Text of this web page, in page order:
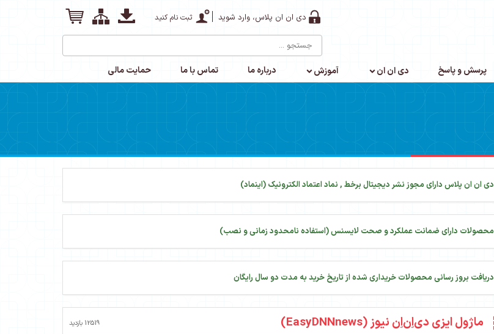
دی ان ان پلاس، وارد شوید ثبت نام کنید
پرسش و پاسخ دی ان ان آموزش درباره ما تماس با ما حمایت مالی
دی ان ان پلاس دارای مجوز نشر دیجیتال برخط , نماد اعتماد الکترونیک (اینماد)
محصولات دارای ضمانت عملکرد و صحت لایسنس (استفاده نامحدود زمانی و نصب)
دریافت بروز رسانی محصولات خریداری شده از تاریخ خرید به مدت دو سال رایگان
ماژول ایزی دی‌اِن‌اِن نیوز (EasyDNNnews) 12519 بازدید